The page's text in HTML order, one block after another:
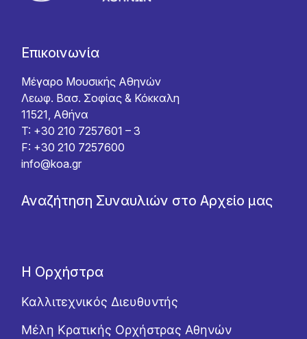
Επικοινωνία
Μέγαρο Μουσικής Αθηνών
Λεωφ. Βασ. Σοφίας & Κόκκαλη
11521, Αθήνα
T: +30 210 7257601 – 3
F: +30 210 7257600
info@koa.gr
Αναζήτηση Συναυλιών στο Αρχείο μας
Η Ορχήστρα
Καλλιτεχνικός Διευθυντής
Μέλη Κρατικής Ορχήστρας Αθηνών